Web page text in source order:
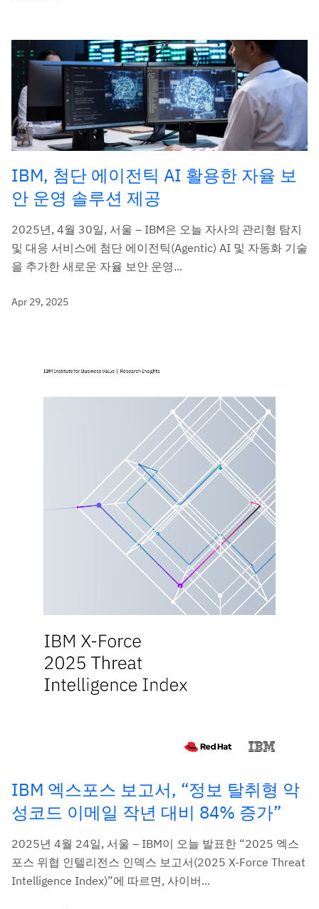
IBM, 첨단 에이전틱 AI 활용한 자율 보
안 운영 솔루션 제공
2025년, 4월 30일, 서울 – IBM은 오늘 자사의 관리형 탐지
및 대응 서비스에 첨단 에이전틱(Agentic) AI 및 자동화 기술
을 추가한 새로운 자율 보안 운영...
Apr 29, 2025
IBM 엑스포스 보고서, “정보 탈취형 악
성코드 이메일 작년 대비 84% 증가”
2025년 4월 24일, 서울 – IBM이 오늘 발표한 “2025 엑스
포스 위협 인텔리전스 인덱스 보고서(2025 X-Force Threat
Intelligence Index)”에 따르면, 사이버...